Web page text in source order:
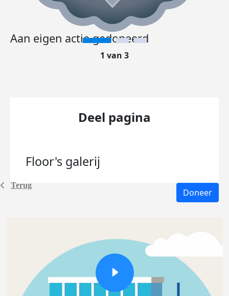
Terug
Aan eigen actie gedoneerd
1 van 3
Deel pagina
Floor's galerij
Doneer